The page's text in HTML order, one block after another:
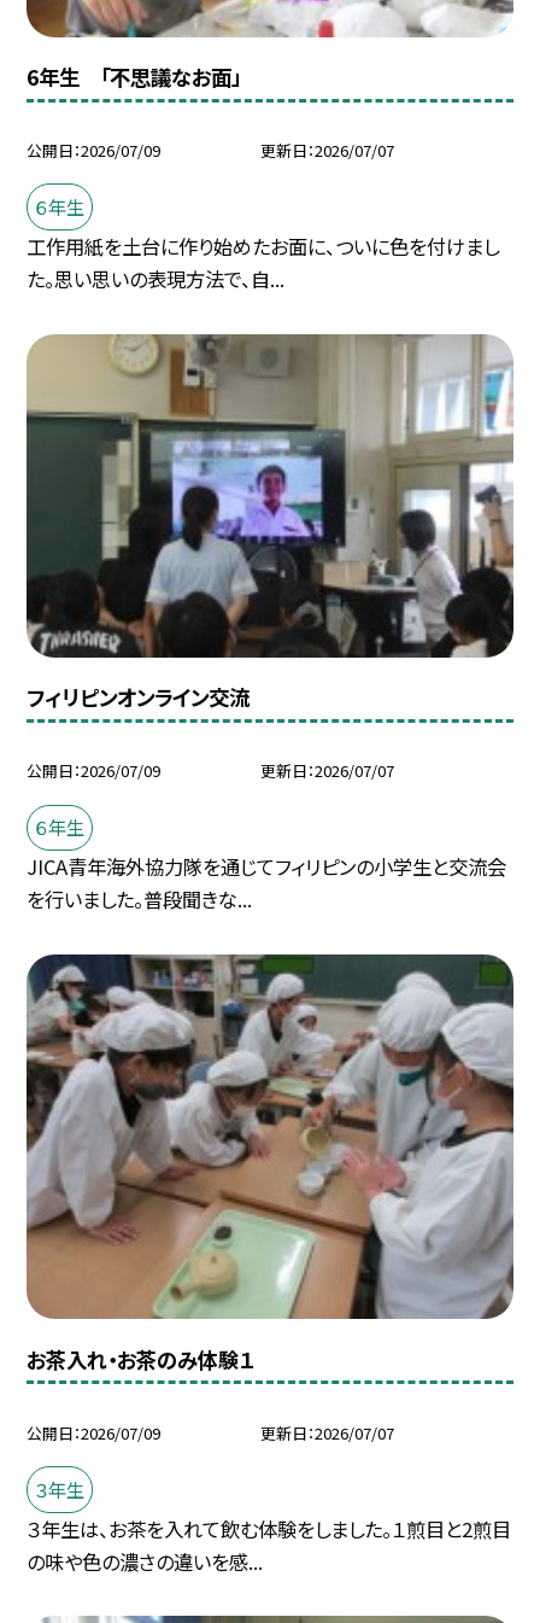
6年生 「不思議なお面」
公開日 2026/07/09 更新日 2026/07/07
６年生
工作用紙を土台に作り始めたお面に、ついに色を付けまし
た。思い思いの表現方法で、自...
フィリピンオンライン交流
公開日 2026/07/09 更新日 2026/07/07
６年生
JICA青年海外協力隊を通じてフィリピンの小学生と交流会
を行いました。普段聞きな...
お茶入れ・お茶のみ体験１
公開日 2026/07/09 更新日 2026/07/07
３年生
３年生は、お茶を入れて飲む体験をしました。１煎目と2煎目
の味や色の濃さの違いを感...